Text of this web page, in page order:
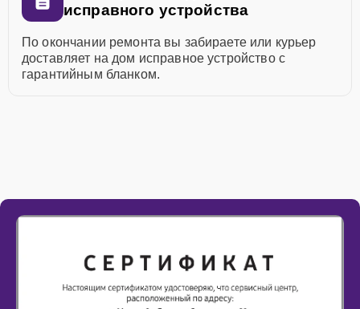
исправного устройства
По окончании ремонта вы забираете или курьер
доставляет на дом исправное устройство с
гарантийным бланком.